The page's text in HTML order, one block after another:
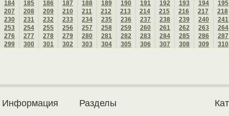
184
185 186 187 188 189 190 191 192 193 194
195
207
208 209 210 211 212 213 214 215 216 217
218
230
231 232 233 234 235 236 237 238 239 240
241
253
254 255 256 257 258 259 260 261 262 263
264
276
277 278 279 280 281 282 283 284 285 286
287
299
300 301 302 303 304 305 306 307 308 309 310
Информация Разделы